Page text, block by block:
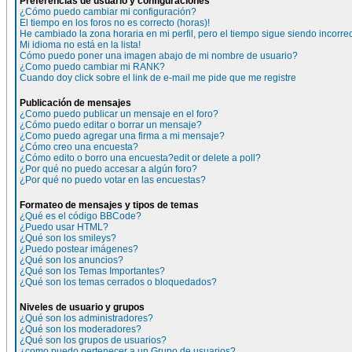
¿Cómo puedo cambiar mi configuración?
El tiempo en los foros no es correcto (horas)!
He cambiado la zona horaria en mi perfil, pero el tiempo sigue siendo
Mi idioma no está en la lista!
Cómo puedo poner una imagen abajo de mi nombre de usuario?
¿Como puedo cambiar mi RANK?
Cuando doy click sobre el link de e-mail me pide que me registre
Publicación de mensajes
¿Como puedo publicar un mensaje en el foro?
¿Cómo puedo editar o borrar un mensaje?
¿Como puedo agregar una firma a mi mensaje?
¿Cómo creo una encuesta?
¿Cómo edito o borro una encuesta?edit or delete a poll?
¿Por qué no puedo accesar a algún foro?
¿Por qué no puedo votar en las encuestas?
Formateo de mensajes y tipos de temas
¿Qué es el código BBCode?
¿Puedo usar HTML?
¿Qué son los smileys?
¿Puedo postear imágenes?
¿Qué son los anuncios?
¿Qué son los Temas Importantes?
¿Qué son los temas cerrados o bloquedados?
Niveles de usuario y grupos
¿Qué son los administradores?
¿Qué son los moderadores?
¿Qué son los grupos de usuarios?